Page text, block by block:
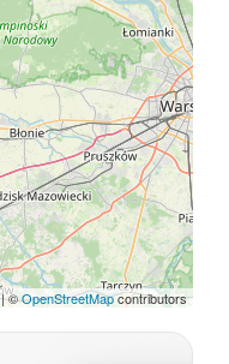
|©OpenStreetMapcontributors